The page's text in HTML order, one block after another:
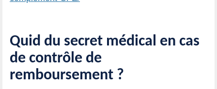
Quid du secret médical en cas
de contrôle de
remboursement ?